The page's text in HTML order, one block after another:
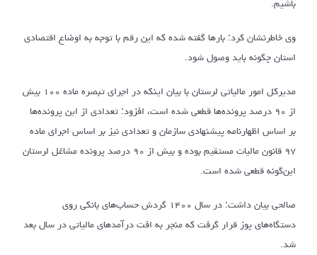
وی خاطرنشان کرد: بارها گفته شده که این رقم با توجه به اوضاع اقتصادی
استان چگونه باید وصول شود.
مدیرکل امور مالیاتی لرستان با بیان اینکه در اجرای تبصره ماده ۱۰۰ بیش
از ۹۰ درصد پرونده‌ها قطعی شده است، افزود: تعدادی از این پرونده‌ها
بر اساس اظهارنامه پیشنهادی سازمان و تعدادی نیز بر اساس اجرای ماده
۹۷ قانون مالیات مستقیم بوده و بیش از ۹۰ درصد پرونده مشاغل لرستان
این‌گونه قطعی شده است.
صالحی بیان داشت: در سال ۱۴۰۰ گردش حساب‌های بانکی روی
دستگاه‌های پوز قرار گرفت که منجر به افت درآمدهای مالیاتی در سال بعد
شد.